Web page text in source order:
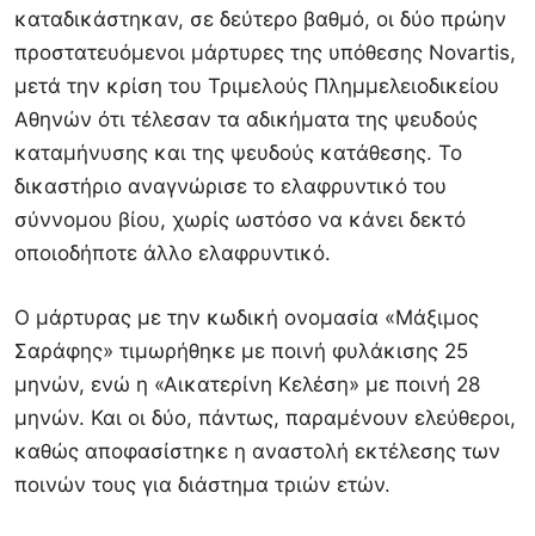
καταδικάστηκαν, σε δεύτερο βαθμό, οι δύο πρώην
προστατευόμενοι μάρτυρες της υπόθεσης Novartis,
μετά την κρίση του Τριμελούς Πλημμελειοδικείου
Αθηνών ότι τέλεσαν τα αδικήματα της ψευδούς
καταμήνυσης και της ψευδούς κατάθεσης. Το
δικαστήριο αναγνώρισε το ελαφρυντικό του
σύννομου βίου, χωρίς ωστόσο να κάνει δεκτό
οποιοδήποτε άλλο ελαφρυντικό.
Ο μάρτυρας με την κωδική ονομασία «Μάξιμος
Σαράφης» τιμωρήθηκε με ποινή φυλάκισης 25
μηνών, ενώ η «Αικατερίνη Κελέση» με ποινή 28
μηνών. Και οι δύο, πάντως, παραμένουν ελεύθεροι,
καθώς αποφασίστηκε η αναστολή εκτέλεσης των
ποινών τους για διάστημα τριών ετών.